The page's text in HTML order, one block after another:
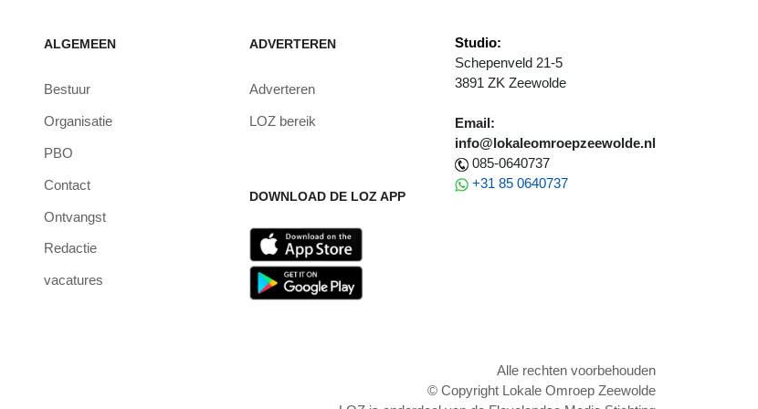
ALGEMEEN
Bestuur
Organisatie
PBO
Contact
Ontvangst
Redactie
vacatures
ADVERTEREN
Adverteren
LOZ bereik
DOWNLOAD DE LOZ APP
Studio:
Schepenveld 21-5
3891 ZK Zeewolde
Email:
info@lokaleomroepzeewolde.nl
085-0640737
+31 85 0640737
Alle rechten voorbehouden
© Copyright Lokale Omroep Zeewolde